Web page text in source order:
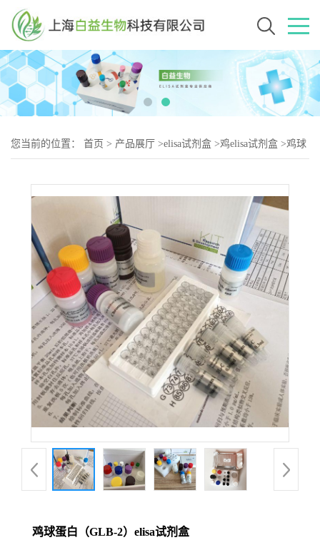
您当前的位置： 首页 > 产品展厅 >elisa试剂盒 >鸡elisa试剂盒 >鸡球
鸡球蛋白（GLB-2）elisa试剂盒